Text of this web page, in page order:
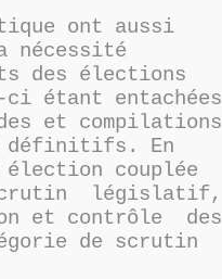
ont aussi
nécessité
des élections
étant entachées
et compilations
définitifs. En
couplée
législatif,
et contrôle des
de scrutin